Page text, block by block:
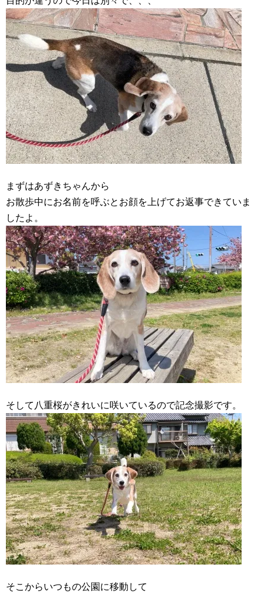
まずはあずきちゃんから
お散歩中にお名前を呼ぶとお顔を上げてお返事できていま
したよ。
そして八重桜がきれいに咲いているので記念撮影です。
そこからいつもの公園に移動して